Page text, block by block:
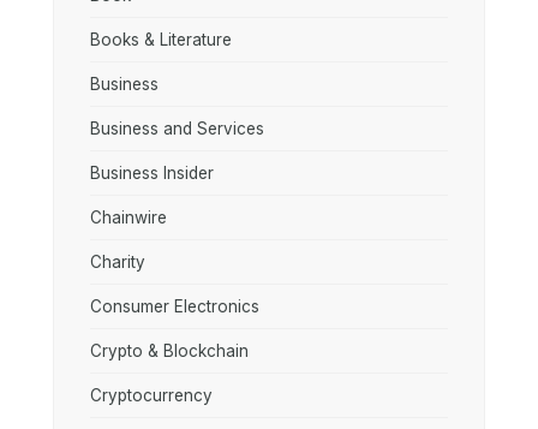
Books & Literature
Business
Business and Services
Business Insider
Chainwire
Charity
Consumer Electronics
Crypto & Blockchain
Cryptocurrency